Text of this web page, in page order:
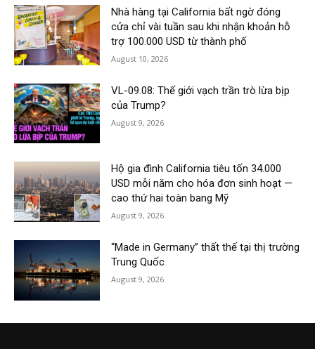
Nhà hàng tại California bất ngờ đóng
cửa chỉ vài tuần sau khi nhận khoản hỗ
trợ 100.000 USD từ thành phố
August 10, 2026
VL-09.08: Thế giới vạch trần trò lừa bịp
của Trump?
August 9, 2026
Hộ gia đình California tiêu tốn 34.000
USD mỗi năm cho hóa đơn sinh hoạt —
cao thứ hai toàn bang Mỹ
August 9, 2026
“Made in Germany” thất thế tại thị trường
Trung Quốc
August 9, 2026